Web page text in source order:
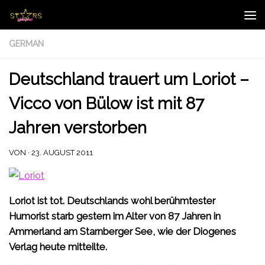
Zum Inhalt springen
GERMAN
Deutschland trauert um Loriot –
Vicco von Bülow ist mit 87
Jahren verstorben
VON · 23. AUGUST 2011
Loriotist tot. Deutschlands wohl berühmtester
Humorist starb gestern im Alter von 87 Jahren in
Ammerland am Starnberger See, wie der Diogenes
Verlag heute mitteilte.